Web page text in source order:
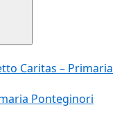
Caritas – Primaria
Ponteginori